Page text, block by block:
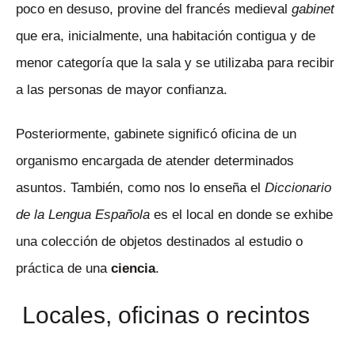
poco en desuso, provine del francés medieval gabinet
que era, inicialmente, una habitación contigua y de
menor categoría que la sala y se utilizaba para recibir
a las personas de mayor confianza.
Posteriormente, gabinete significó oficina de un
organismo encargada de atender determinados
asuntos. También, como nos lo enseña el Diccionario
de la Lengua Española es el local en donde se exhibe
una colección de objetos destinados al estudio o
práctica de una ciencia.
Locales, oficinas o recintos